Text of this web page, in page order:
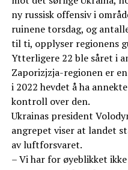
ny russisk offensiv i
ruinene torsdag, og
til ti, opplyser regionens
Ytterligere 22 ble såret i
Zaporizjzja-regionen er
i 2022 hevdet å ha
kontroll over den.
Ukrainas president
angrepet viser at landet
av luftforsvaret.
– Vi har for øyeblikket